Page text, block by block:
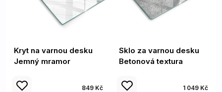
Kryt na varnou desku
Jemný mramor
849 Kč
Sklo za varnou desku
Betonová textura
1 049 Kč